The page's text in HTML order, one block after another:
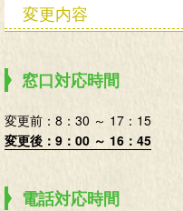
変更内容
窓口対応時間
変更前：8：30 ～ 17：15
変更後：9：00 ～ 16：45
電話対応時間